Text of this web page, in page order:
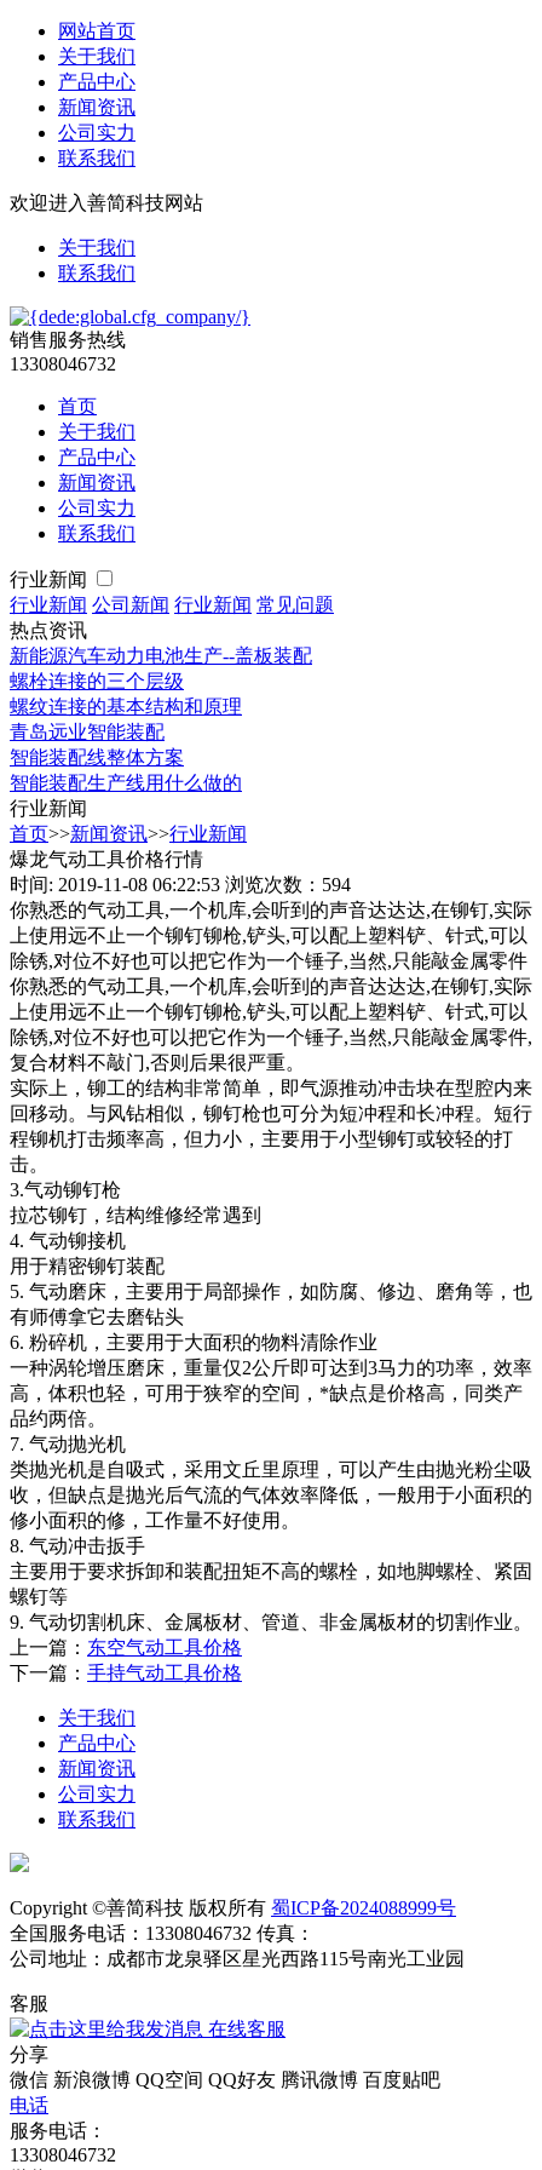
网站首页
关于我们
产品中心
新闻资讯
公司实力
联系我们
欢迎进入善简科技网站
关于我们
联系我们
销售服务热线
13308046732
首页
关于我们
产品中心
新闻资讯
公司实力
联系我们
行业新闻
行业新闻 公司新闻 行业新闻 常见问题
热点资讯
新能源汽车动力电池生产--盖板装配
螺栓连接的三个层级
螺纹连接的基本结构和原理
青岛远业智能装配
智能装配线整体方案
智能装配生产线用什么做的
行业新闻
首页>>新闻资讯>>行业新闻
爆龙气动工具价格行情
时间: 2019-11-08 06:22:53 浏览次数：594
你熟悉的气动工具,一个机库,会听到的声音达达达,在铆钉,实际
上使用远不止一个铆钉铆枪,铲头,可以配上塑料铲、针式,可以
除锈,对位不好也可以把它作为一个锤子,当然,只能敲金属零件
你熟悉的气动工具,一个机库,会听到的声音达达达,在铆钉,实际
上使用远不止一个铆钉铆枪,铲头,可以配上塑料铲、针式,可以
除锈,对位不好也可以把它作为一个锤子,当然,只能敲金属零件,
复合材料不敲门,否则后果很严重。
实际上，铆工的结构非常简单，即气源推动冲击块在型腔内来
回移动。与风钻相似，铆钉枪也可分为短冲程和长冲程。短行
程铆机打击频率高，但力小，主要用于小型铆钉或较轻的打
击。
3.气动铆钉枪
拉芯铆钉，结构维修经常遇到
4. 气动铆接机
用于精密铆钉装配
5. 气动磨床，主要用于局部操作，如防腐、修边、磨角等，也
有师傅拿它去磨钻头
6. 粉碎机，主要用于大面积的物料清除作业
一种涡轮增压磨床，重量仅2公斤即可达到3马力的功率，效率
高，体积也轻，可用于狭窄的空间，*缺点是价格高，同类产
品约两倍。
7. 气动抛光机
类抛光机是自吸式，采用文丘里原理，可以产生由抛光粉尘吸
收，但缺点是抛光后气流的气体效率降低，一般用于小面积的
修小面积的修，工作量不好使用。
8. 气动冲击扳手
主要用于要求拆卸和装配扭矩不高的螺栓，如地脚螺栓、紧固
螺钉等
9. 气动切割机床、金属板材、管道、非金属板材的切割作业。
上一篇： 东空气动工具价格
下一篇： 手持气动工具价格
关于我们
产品中心
新闻资讯
公司实力
联系我们
Copyright ©善简科技 版权所有 蜀ICP备2024088999号
全国服务电话：13308046732 传真：
公司地址：成都市龙泉驿区星光西路115号南光工业园
客服
在线客服
分享
微信 新浪微博 QQ空间 QQ好友 腾讯微博 百度贴吧
电话
服务电话：
13308046732